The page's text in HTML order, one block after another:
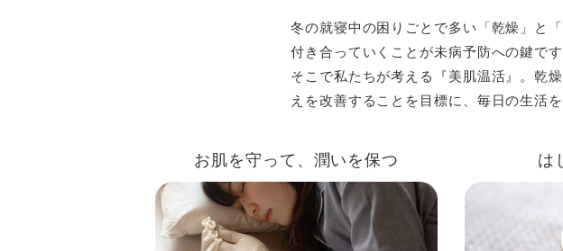
冬の就寝中の困りごとで多い「乾燥」と
付き合っていくことが未病予防への鍵です
そこで私たちが考える『美肌温活』。乾
えを改善することを目標に、毎日の生活
お肌を守って、潤いを保つ は